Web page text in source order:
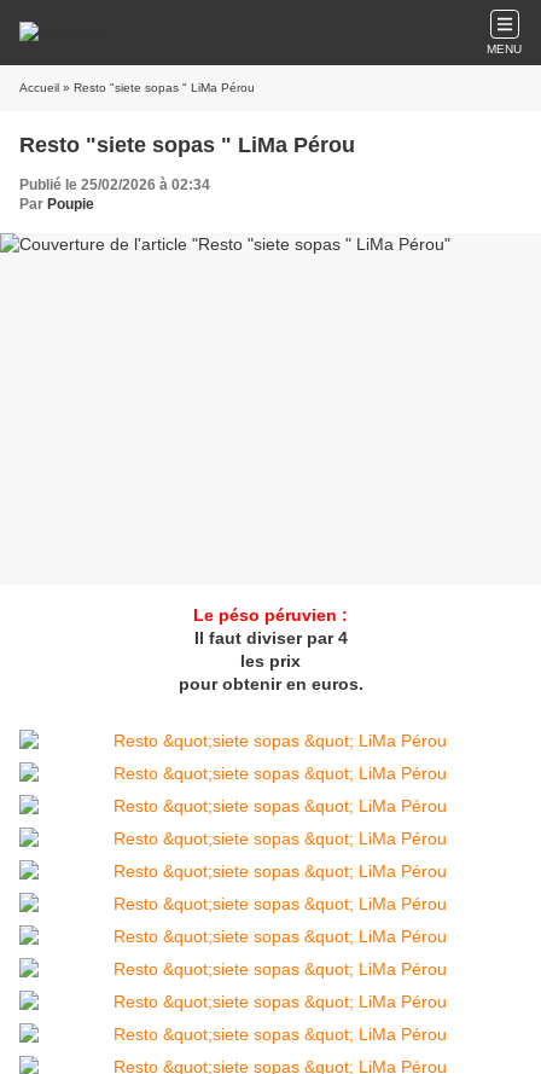
MENU
Accueil » Resto "siete sopas " LiMa Pérou
Resto "siete sopas " LiMa Pérou
Publié le 25/02/2026 à 02:34
Par Poupie
Le péso péruvien :
Il faut diviser par 4
les prix
pour obtenir en euros.